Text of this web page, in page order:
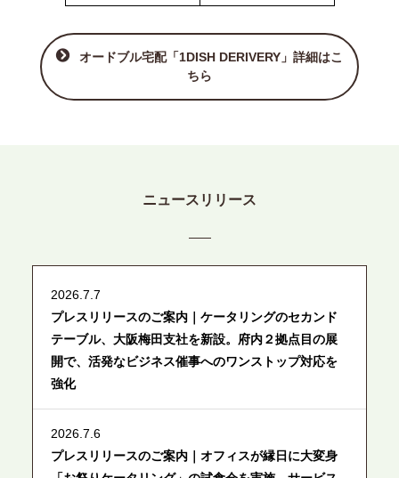
オードブル宅配「1DISH DERIVERY」詳細はこ
ちら
ニュースリリース
2026.7.7
プレスリリースのご案内｜ケータリングのセカンド
テーブル、大阪梅田支社を新設。府内２拠点目の展
開で、活発なビジネス催事へのワンストップ対応を
強化
2026.7.6
プレスリリースのご案内｜オフィスが縁日に大変身